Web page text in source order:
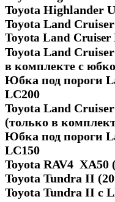
Toyota Highlander
Toyota Land
Toyota Land Cruiser
Toyota Land
в комплекте с
Юбка под пороги
LC200
Toyota Land
(только в
Юбка под пороги
LC150
Toyota RAV4 ХА50
Toyota Tundra II
Toyota Tundra II c